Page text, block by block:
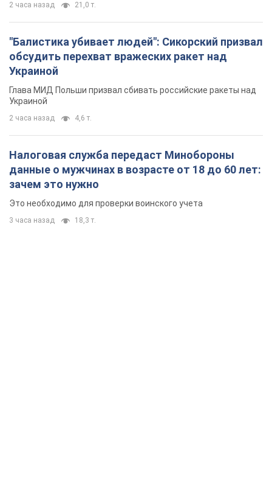
2 часа назад 21,0 т.
"Балистика убивает людей": Сикорский призвал
обсудить перехват вражеских ракет над
Украиной
Глава МИД Польши призвал сбивать российские ракеты над
Украиной
2 часа назад 4,6 т.
Налоговая служба передаст Минобороны
данные о мужчинах в возрасте от 18 до 60 лет:
зачем это нужно
Это необходимо для проверки воинского учета
3 часа назад 18,3 т.